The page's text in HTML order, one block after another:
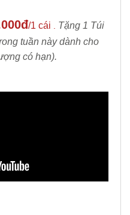
/1 cái . Tặng 1 Túi
tuần này dành cho
có hạn).